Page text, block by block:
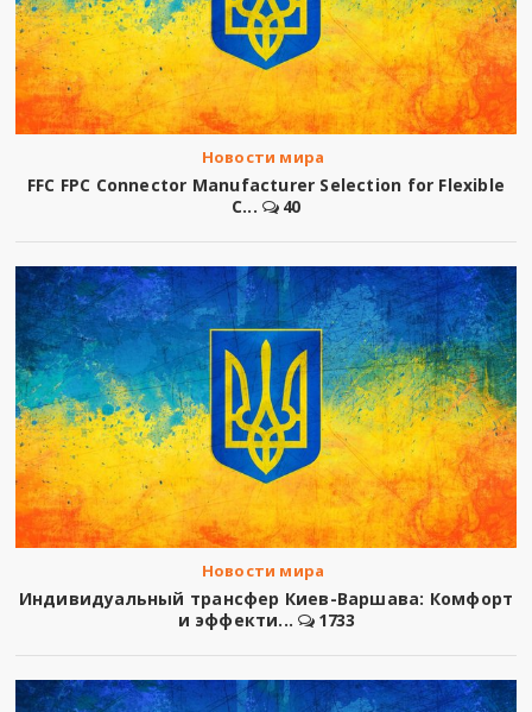
Новости мира
FFC FPC Connector Manufacturer Selection for Flexible
C...
40
Новости мира
Индивидуальный трансфер Киев-Варшава: Комфорт
и эффекти...
1733